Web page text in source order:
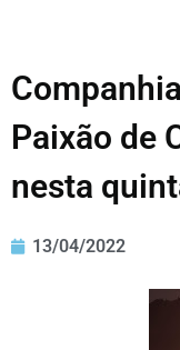
Paixão de
nesta
13/04/2022